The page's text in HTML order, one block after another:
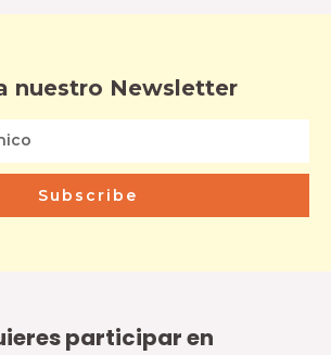
nuestro Newsletter
Subscribe
participar en